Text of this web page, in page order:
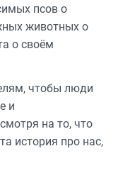
псов о
животных о
о своём
чтобы люди
и
на то, что
история про нас,